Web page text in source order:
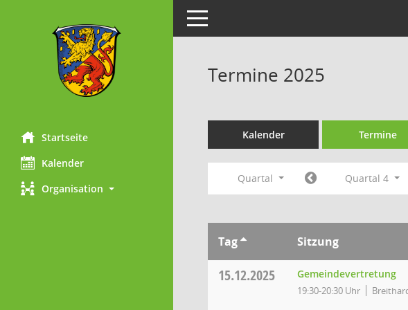
Startseite
Kalender
Organisation
Toggle navigation
Termine 2025
Kalender Termine
Quartal Quartal 4
Tag Sitzung
15.12.2025 Gemeindevertretung
19:30-20:30 Uhr